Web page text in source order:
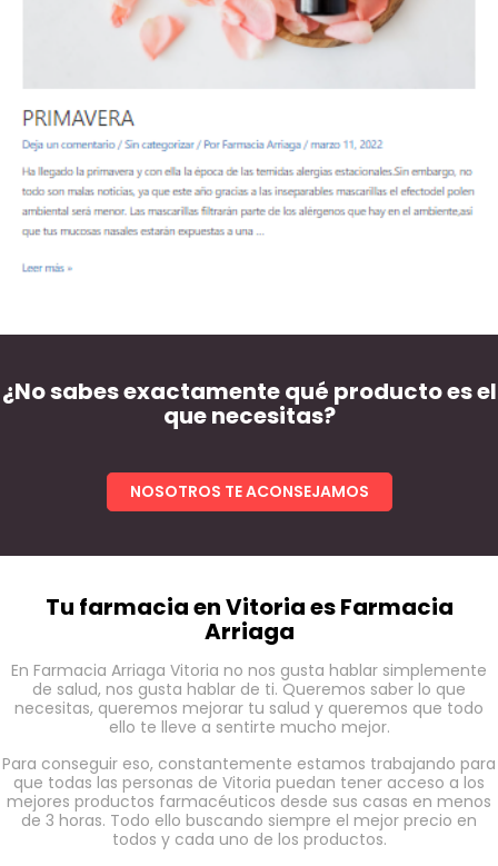
¿No sabes exactamente qué producto es el
que necesitas?
NOSOTROS TE ACONSEJAMOS
Tu farmacia en Vitoria es Farmacia
Arriaga
En Farmacia Arriaga Vitoria no nos gusta hablar simplemente
de salud, nos gusta hablar de ti. Queremos saber lo que
necesitas, queremos mejorar tu salud y queremos que todo
ello te lleve a sentirte mucho mejor.
Para conseguir eso, constantemente estamos trabajando para
que todas las personas de Vitoria puedan tener acceso a los
mejores productos farmacéuticos desde sus casas en menos
de 3 horas. Todo ello buscando siempre el mejor precio en
todos y cada uno de los productos.